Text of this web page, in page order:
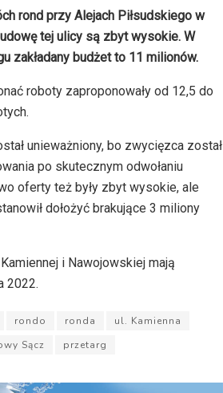
rond przy Alejach Piłsudskiego w
tej ulicy są zbyt wysokie. W
zakładany budżet to 11 milionów.
roboty zaproponowały od 12,5 do
unieważniony, bo zwycięzca został
po skutecznym odwołaniu
oferty też były zbyt wysokie, ale
dołożyć brakujące 3 miliony
i Nawojowskiej mają
2022.
rondo ronda
ul. Kamienna
Sącz przetarg